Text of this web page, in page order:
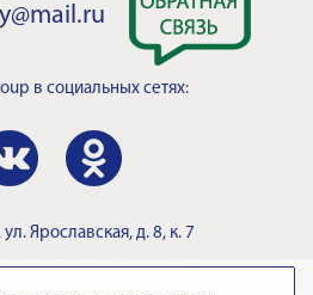
в социальных сетях:
ул. Ярославская, д. 8, к. 7